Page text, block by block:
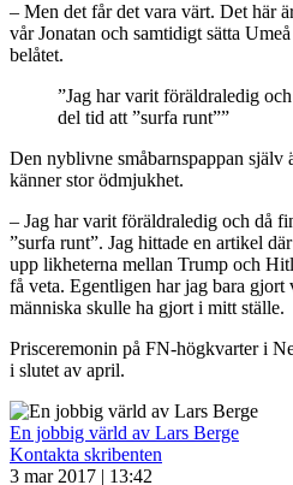
– Men det får det vara värt. Det här
vår Jonatan och samtidigt sätta
belåtet.
”Jag har varit föräldraledig
del tid att ”surfa runt””
Den nyblivne småbarnspappan själv
känner stor ödmjukhet.
– Jag har varit föräldraledig och då
”surfa runt”. Jag hittade en artikel
upp likheterna mellan Trump och
få veta. Egentligen har jag bara gjort
människa skulle ha gjort i mitt ställe.
Prisceremonin på FN-högkvarter i
i slutet av april.
En jobbig värld av Lars Berge
Kontakta skribenten
3 mar 2017 | 13:42